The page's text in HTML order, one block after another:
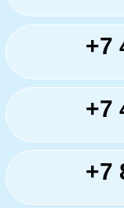
+7
+7
+7